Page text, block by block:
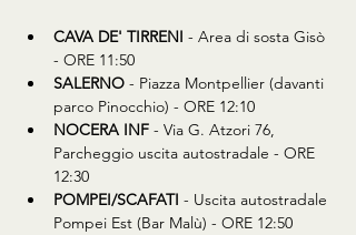
CAVA DE' TIRRENI - Area di sosta Gisò
- ORE 11:50
SALERNO - Piazza Montpellier (davanti
parco Pinocchio) - ORE 12:10
NOCERA INF - Via G. Atzori 76,
Parcheggio uscita autostradale - ORE
12:30
POMPEI/SCAFATI - Uscita autostradale
Pompei Est (Bar Malù) - ORE 12:50